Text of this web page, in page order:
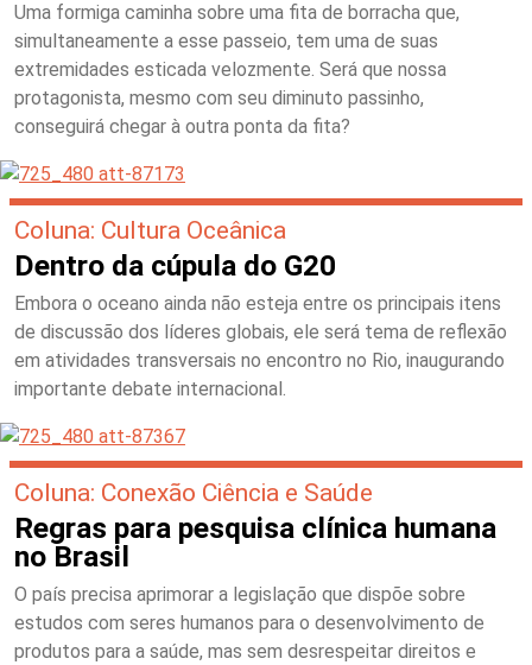
Uma formiga caminha sobre uma fita de borracha que,
simultaneamente a esse passeio, tem uma de suas
extremidades esticada velozmente. Será que nossa
protagonista, mesmo com seu diminuto passinho,
conseguirá chegar à outra ponta da fita?
Coluna: Cultura Oceânica
Dentro da cúpula do G20
Embora o oceano ainda não esteja entre os principais itens
de discussão dos líderes globais, ele será tema de reflexão
em atividades transversais no encontro no Rio, inaugurando
importante debate internacional.
Coluna: Conexão Ciência e Saúde
Regras para pesquisa clínica humana
no Brasil
O país precisa aprimorar a legislação que dispõe sobre
estudos com seres humanos para o desenvolvimento de
produtos para a saúde, mas sem desrespeitar direitos e